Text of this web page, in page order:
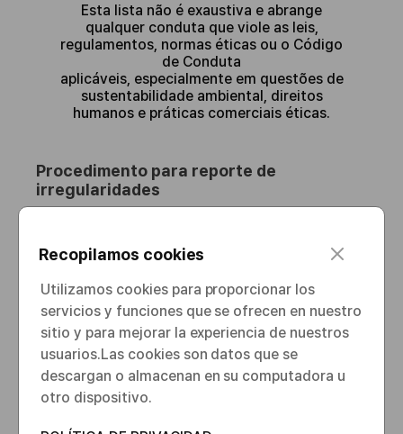
Esta lista não é exaustiva e abrange
qualquer conduta que viole as leis,
regulamentos, normas éticas ou o Código
de Conduta
aplicáveis, especialmente em questões de
sustentabilidade ambiental, direitos
humanos e práticas comerciais éticas.
Procedimento para reporte de
irregularidades
→
Revisão
Recopilamos cookies
Utilizamos cookies para proporcionar los
servicios y funciones que se ofrecen en nuestro
sitio y para mejorar la experiencia de nuestros
usuarios.​ Las cookies son datos que se
descargan o almacenan en su computadora u
otro dispositivo.
e